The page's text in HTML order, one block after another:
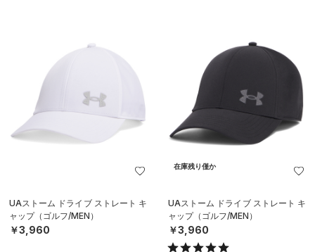
UAストーム ドライブ ストレート キ
ャップ（ゴルフ/MEN）
￥3,960
在庫残り僅か
UAストーム ドライブ ストレート キ
ャップ（ゴルフ/MEN）
￥3,960